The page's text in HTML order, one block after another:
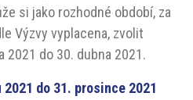
si jako rozhodné období, za
Výzvy vyplacena, zvolit
2021 do 30. dubna 2021.
do 31. prosince 2021